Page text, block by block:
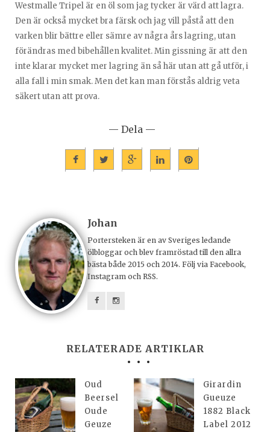
Westmalle Tripel är en öl som jag tycker är värd att lagra.
Den är också mycket bra färsk och jag vill påstå att den
varken blir bättre eller sämre av några års lagring, utan
förändras med bibehållen kvalitet. Min gissning är att den
inte klarar mycket mer lagring än så här utan att gå utför, i
alla fall i min smak. Men det kan man förstås aldrig veta
säkert utan att prova.
— Dela —
Johan
Portersteken är en av Sveriges ledande
ölbloggar och blev framröstad till den allra
bästa både 2015 och 2014. Följ via Facebook,
Instagram och RSS.
RELATERADE ARTIKLAR
Oud
Beersel
Oude
Geuze
Girardin
Gueuze
1882 Black
Label 2012